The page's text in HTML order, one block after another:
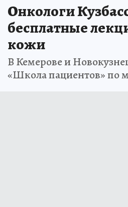
Онкологи
бесплатные
кожи
В Кемерове и
«Школа пациентов» по